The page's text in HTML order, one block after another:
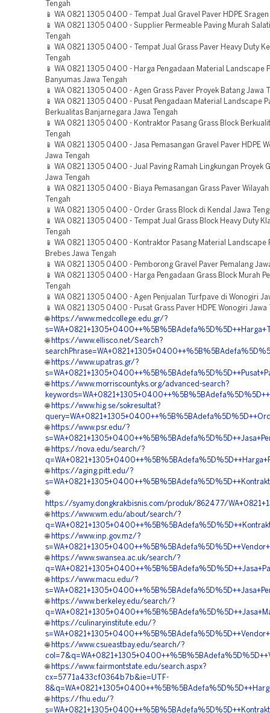
Tengah
📱 WA 0821 1305 0400 - Tempat Jual Gravel Paver HDPE
📱 WA 0821 1305 0400 - Supplier Permeable Paving Murah
Tengah
📱 WA 0821 1305 0400 - Tempat Jual Grass Paver Heavy Duty
Tengah
📱 WA 0821 1305 0400 - Harga Pengadaan Material Landscape
Banyumas Jawa Tengah
📱 WA 0821 1305 0400 - Agen Grass Paver Proyek Batang Jawa
📱 WA 0821 1305 0400 - Pusat Pengadaan Material Landscape
Berkualitas Banjarnegara Jawa Tengah
📱 WA 0821 1305 0400 - Kontraktor Pasang Grass Block
Tengah
📱 WA 0821 1305 0400 - Jasa Pemasangan Gravel Paver HDPE
Jawa Tengah
📱 WA 0821 1305 0400 - Jual Paving Ramah Lingkungan Proyek
Jawa Tengah
📱 WA 0821 1305 0400 - Biaya Pemasangan Grass Paver Wilayah
Tengah
📱 WA 0821 1305 0400 - Order Grass Block di Kendal Jawa
📱 WA 0821 1305 0400 - Tempat Jual Grass Block Heavy Duty
Tengah
📱 WA 0821 1305 0400 - Kontraktor Pasang Material Landscape
Brebes Jawa Tengah
📱 WA 0821 1305 0400 - Pemborong Gravel Paver Pemalang
📱 WA 0821 1305 0400 - Harga Pengadaan Grass Block Murah
Tengah
📱 WA 0821 1305 0400 - Agen Penjualan Turfpave di Wonogiri
📱 WA 0821 1305 0400 - Pusat Grass Paver HDPE Wonogiri Jawa
🌐 https://www.medcollege.edu.gr/?
🌐 https://www.ellisco.net/Search?
🌐 https://www.upatras.gr/?
🌐 https://www.morriscountyks.org/advanced-search?
🌐 https://www.hig.se/sokresultat?
🌐 https://www.psr.edu/?
🌐 https://nova.edu/search/?
🌐 https://aging.pitt.edu/?
🌐
https://syamy.dongkrakbisnis.com/produk/862477/
🌐 https://www.wm.edu/about/search/?
🌐 https://www.inp.gov.mz/?
🌐 https://www.swansea.ac.uk/search/?
🌐 https://www.macu.edu/?
🌐 https://www.berkeley.edu/search/?
🌐 https://culinaryinstitute.edu/?
🌐 https://www.csueastbay.edu/search/?
🌐 https://www.fairmontstate.edu/search.aspx?
cx=5771a433cf0364b7b&ie=UTF-
🌐 https://fhu.edu/?